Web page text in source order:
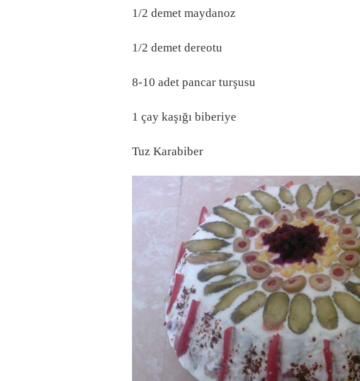
1/2 demet maydanoz
1/2 demet dereotu
8-10 adet pancar turşusu
1 çay kaşığı biberiye
Tuz Karabiber